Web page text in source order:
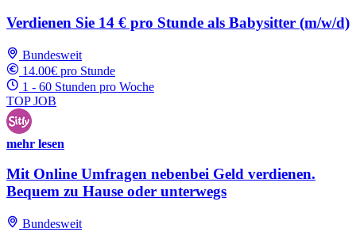
Verdienen Sie 14 € pro Stunde als Babysitter (m/w/d)
Bundesweit
14.00€ pro Stunde
1 - 60 Stunden pro Woche
TOP JOB
mehr lesen
Mit Online Umfragen nebenbei Geld verdienen.
Bequem zu Hause oder unterwegs
Bundesweit